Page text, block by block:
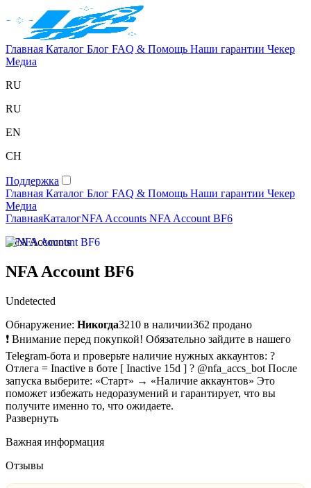
Главная Каталог Блог FAQ & Помощь Наши гарантии Чекер
Медиа
RU
RU
EN
CH
Поддержка
Главная Каталог Блог FAQ & Помощь Наши гарантии Чекер
Медиа
ГлавнаяКаталогNFA Accounts NFA Account BF6
NFA Accounts
NFA Account BF6
Undetected
Обнаружение: Никогда3210 в наличии362 продано
❗️ Внимание перед покупкой! Обязательно зайдите в нашего
Telegram-бота и проверьте наличие нужных аккаунтов: ?
Отлега = Inactive в боте [ Inactive 15d ] ? @nfa_accs_bot После
запуска выберите: «Старт» → «Наличие аккаунтов» Это
поможет избежать недоразумений и гарантирует, что вы
получите именно то, что ожидаете.
Развернуть
Важная информация
Отзывы